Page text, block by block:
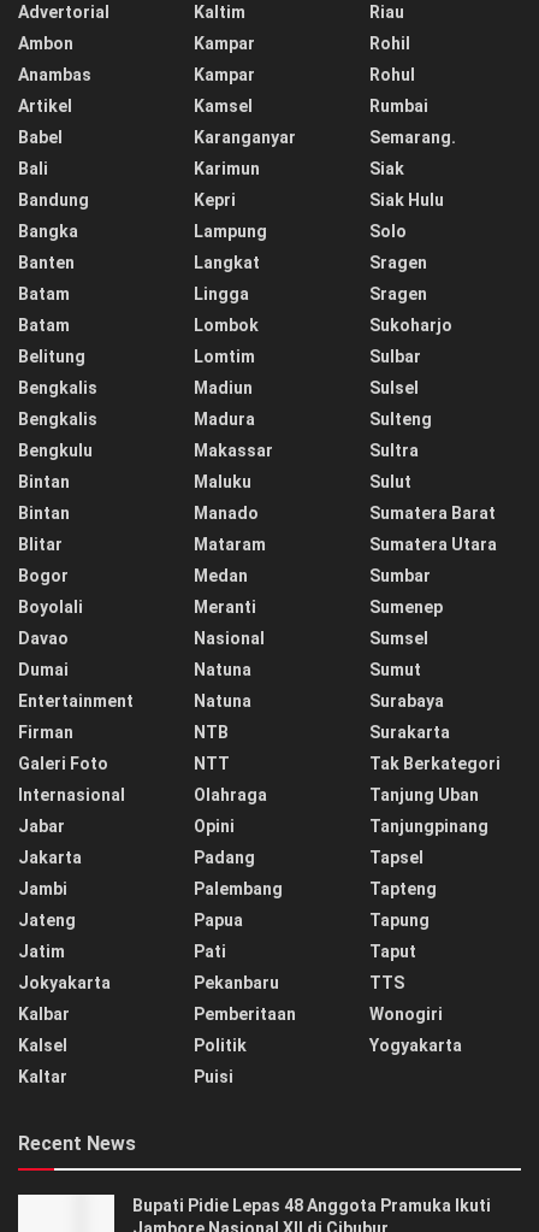
Advertorial
Ambon
Anambas
Artikel
Babel
Bali
Bandung
Bangka
Banten
Batam
Batam
Belitung
Bengkalis
Bengkalis
Bengkulu
Bintan
Bintan
Blitar
Bogor
Boyolali
Davao
Dumai
Entertainment
Firman
Galeri Foto
Internasional
Jabar
Jakarta
Jambi
Jateng
Jatim
Jokyakarta
Kalbar
Kalsel
Kaltar
Kaltim
Kampar
Kampar
Kamsel
Karanganyar
Karimun
Kepri
Lampung
Langkat
Lingga
Lombok
Lomtim
Madiun
Madura
Makassar
Maluku
Manado
Mataram
Medan
Meranti
Nasional
Natuna
Natuna
NTB
NTT
Olahraga
Opini
Padang
Palembang
Papua
Pati
Pekanbaru
Pemberitaan
Politik
Puisi
Riau
Rohil
Rohul
Rumbai
Semarang.
Siak
Siak Hulu
Solo
Sragen
Sragen
Sukoharjo
Sulbar
Sulsel
Sulteng
Sultra
Sulut
Sumatera Barat
Sumatera Utara
Sumbar
Sumenep
Sumsel
Sumut
Surabaya
Surakarta
Tak Berkategori
Tanjung Uban
Tanjungpinang
Tapsel
Tapteng
Tapung
Taput
TTS
Wonogiri
Yogyakarta
Recent News
Bupati Pidie Lepas 48 Anggota Pramuka Ikuti